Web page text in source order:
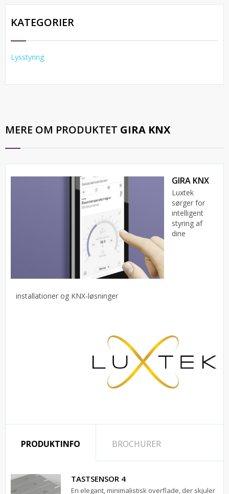
KATEGORIER
Lysstyring
MERE OM PRODUKTET GIRA KNX
GIRA KNX
Luxtek
sørger for
intelligent
styring af
dine
installationer og KNX-løsninger
PRODUKTINFO BROCHURER
TASTSENSOR 4
En elegant, minimalistisk overflade, der skjuler